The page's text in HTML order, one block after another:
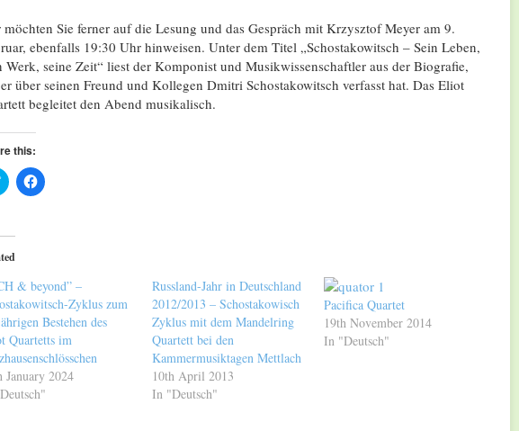
Sie ferner auf die Lesung und das Gespräch mit Krzysztof Meyer am 9.
ebenfalls 19:30 Uhr hinweisen. Unter dem Titel „Schostakowitsch – Sein Leben,
Werk, seine Zeit“ liest der Komponist und Musikwissenschaftler aus der Biografie,
über seinen Freund und Kollegen Dmitri Schostakowitsch verfasst hat. Das Eliot
begleitet den Abend musikalisch.
this:
Click
to
(Opens
in
new
Click
to
& beyond” –
Zyklus zum
Bestehen des
Quartetts im
January 2024
Russland-Jahr in Deutschland
2012/2013 – Schostakowisch
Zyklus mit dem Mandelring
Quartett bei den
Kammermusiktagen Mettlach
10th April 2013
In "Deutsch"
Pacifica Quartet
19th November 2014
In "Deutsch"